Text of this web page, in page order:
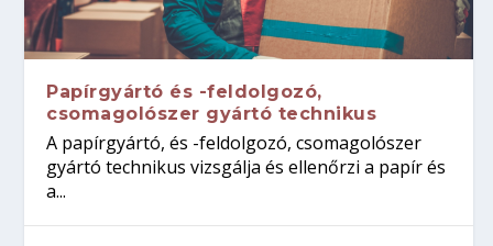
Papírgyártó és -feldolgozó,
csomagolószer gyártó technikus
A papírgyártó, és -feldolgozó, csomagolószer
gyártó technikus vizsgálja és ellenőrzi a papír és
a...